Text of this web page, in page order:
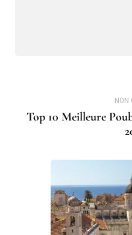
NON
Top 10 Meilleure